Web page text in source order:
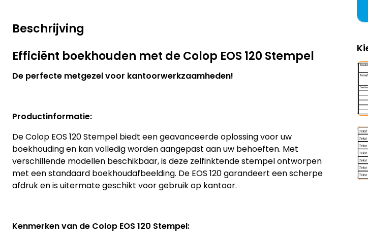
Beschrijving
Efficiënt boekhouden met de Colop EOS 120 Stempel
De perfecte metgezel voor kantoorwerkzaamheden!
Productinformatie:
De Colop EOS 120 Stempel biedt een geavanceerde oplossing voor uw
boekhouding en kan volledig worden aangepast aan uw behoeften. Met
verschillende modellen beschikbaar, is deze zelfinktende stempel ontworpen
met een standaard boekhoudafbeelding. De EOS 120 garandeert een scherpe
afdruk en is uitermate geschikt voor gebruik op kantoor.
Kenmerken van de Colop EOS 120 Stempel: